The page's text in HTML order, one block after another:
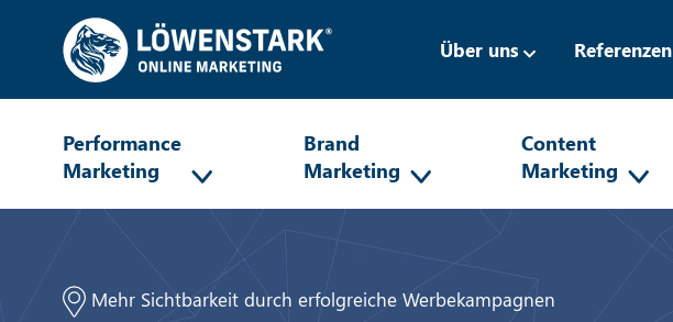
Über uns Referenzen
Performance
Marketing
Brand
Marketing
Content
Marketing
Mehr Sichtbarkeit durch erfolgreiche Werbekampagnen